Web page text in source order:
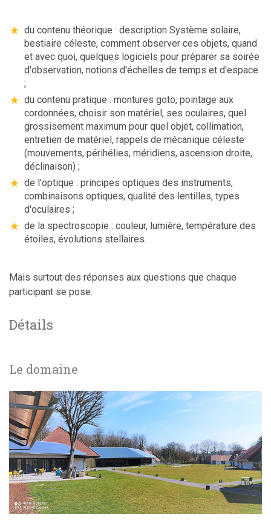
du contenu théorique : description Système solaire,
bestiaire céleste, comment observer ces objets, quand
et avec quoi, quelques logiciels pour préparer sa soirée
d'observation, notions d'échelles de temps et d'espace
;
du contenu pratique : montures goto, pointage aux
cordonnées, choisir son matériel, ses oculaires, quel
grossisement maximum pour quel objet, collimation,
entretien de matériel, rappels de mécanique céleste
(mouvements, périhélies, méridiens, ascension droite,
déclinaison) ;
de l'optique : principes optiques des instruments,
combinaisons optiques, qualité des lentilles, types
d'oculaires ;
de la spectroscopie : couleur, lumière, température des
étoiles, évolutions stellaires.
Mais surtout des réponses aux questions que chaque
participant se pose.
Détails
Le domaine